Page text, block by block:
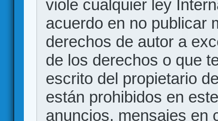
viole cualquier ley
acuerdo en no publicar
derechos de autor a
de los derechos o que
escrito del propietario
están prohibidos en
anuncios, mensajes en